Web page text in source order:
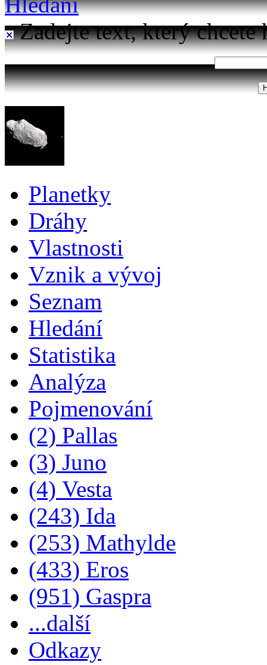
Zadejte text, který chcete
Planetky
Dráhy
Vlastnosti
Vznik a vývoj
Seznam
Hledání
Statistika
Analýza
Pojmenování
(2) Pallas
(3) Juno
(4) Vesta
(243) Ida
(253) Mathylde
(433) Eros
(951) Gaspra
...další
Odkazy